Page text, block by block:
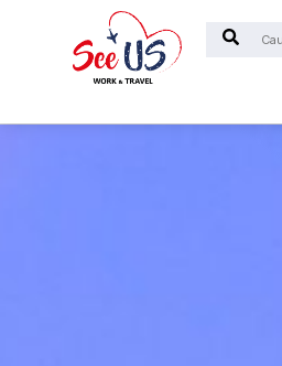
Search